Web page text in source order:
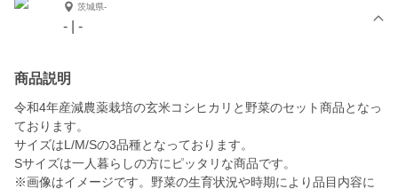
茨城県-
- | -
商品説明
令和4年産減農薬栽培の玄米コシヒカリと野菜のセット商品となっ
ております。
サイズはL/M/Sの3品種となっております。
Sサイズは一人暮らしの方にピッタリな商品です。
※画像はイメージです。野菜の生育状況や時期により品目内容に